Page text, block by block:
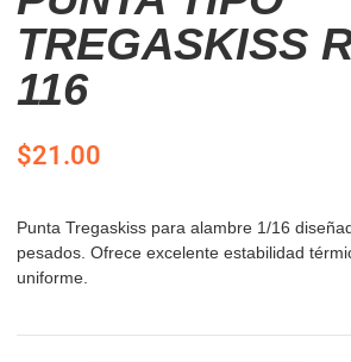
TREGASKISS
116
$21.00
Punta Tregaskiss para alambre 1/16
pesados. Ofrece excelente estabilidad
uniforme.